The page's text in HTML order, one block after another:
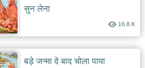
सुन लेना
16.8 K
बड़े जन्मा दे बाद चोला पाया